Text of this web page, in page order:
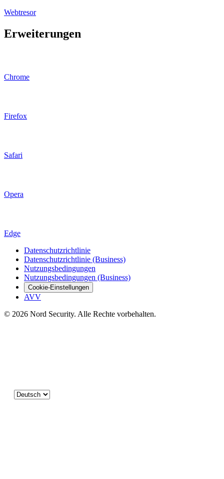
Webtresor
Erweiterungen
Chrome
Firefox
Safari
Opera
Edge
Datenschutzrichtlinie
Datenschutzrichtlinie (Business)
Nutzungsbedingungen
Nutzungsbedingungen (Business)
Cookie-Einstellungen
AVV
© 2026 Nord Security. Alle Rechte vorbehalten.